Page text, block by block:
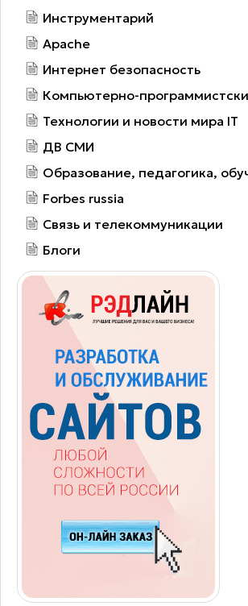
Инструментарий
Apache
Интернет безопасность
Компьютерно-
Технологии и новости мира IT
ДВ СМИ
Образование, педагогика,
Forbes russia
Связь и телекоммуникации
Блоги